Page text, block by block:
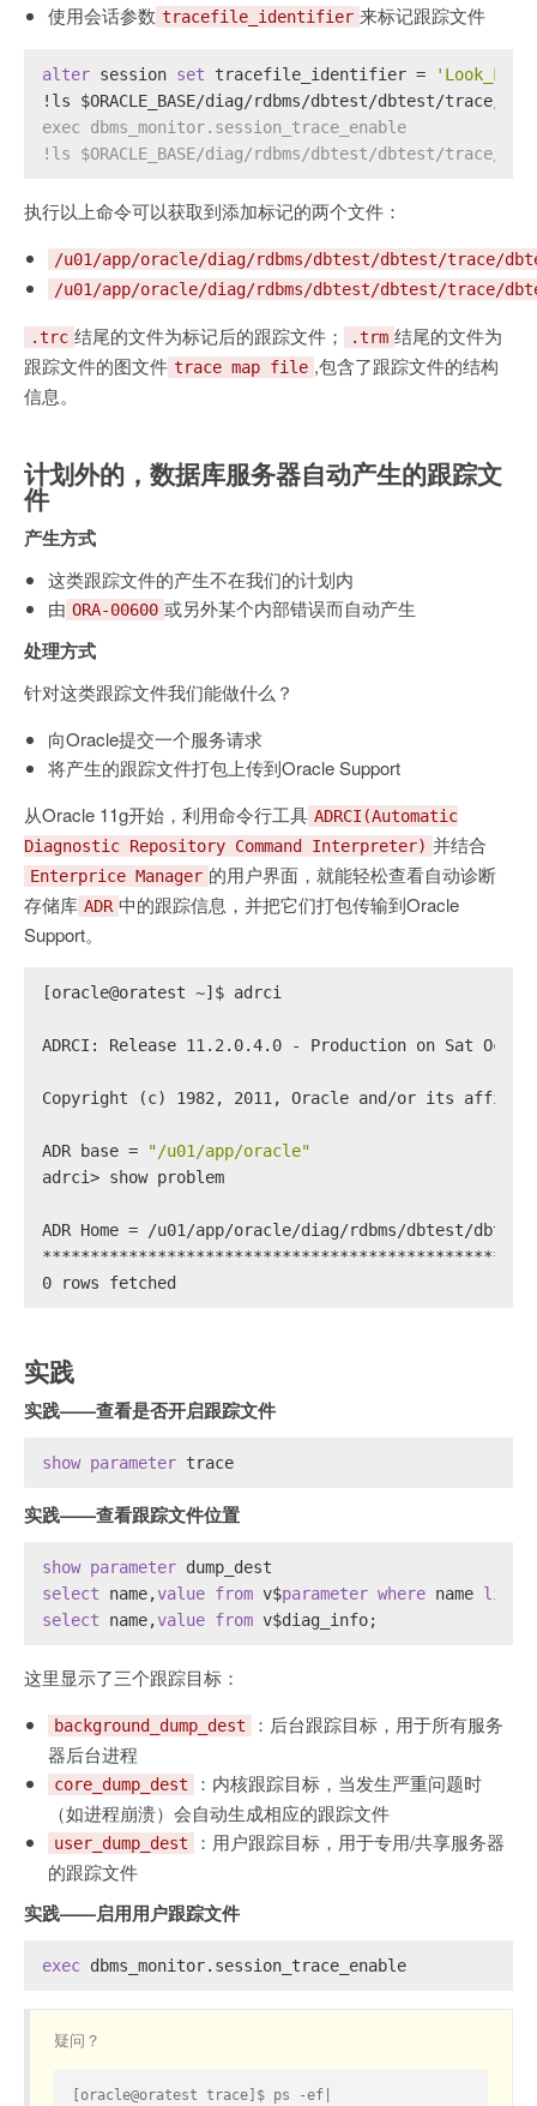
使用会话参数 tracefile_identifier 来标记跟踪文件
alter session set tracefile_identifier =
! ls $ORACLE_BASE/diag/rdbms/dbtest/dbtest/trace
exec dbms_monitor.session_trace_enable
!ls $ORACLE_BASE/diag/rdbms/dbtest/dbtest/trace/
执行以上命令可以获取到添加标记的两个文件：
/u01/app/oracle/diag/rdbms/dbtest/dbtest/trace/
/u01/app/oracle/diag/rdbms/dbtest/dbtest/trace/
.trc 结尾的文件为标记后的跟踪文件； .trm 结尾的文件为
跟踪文件的图文件 trace map file ,包含了跟踪文件的结构
信息。
计划外的，数据库服务器自动产生的跟踪文
件
产生方式
这类跟踪文件的产生不在我们的计划内
由 ORA-00600 或另外某个内部错误而自动产生
处理方式
针对这类跟踪文件我们能做什么？
向Oracle提交一个服务请求
将产生的跟踪文件打包上传到Oracle Support
从Oracle 11g开始，利用命令行工具 ADRCI(Automatic
Diagnostic Repository Command Interpreter) 并结合
Enterprice Manager 的用户界面，就能轻松查看自动诊断
存储库 ADR 中的跟踪信息，并把它们打包传输到Oracle
Support。
[oracle@oratest ~]$ adrci
ADRCI: Release 11.2.0.4.0 - Production on Sat Oct 5
Copyright (c) 1982, 2011, Oracle and/or its
ADR base =
"/u01/app/oracle"
adrci> show problem
ADR Home = /u01/app/oracle/diag/rdbms/dbtest/
0 rows fetched
实践
实践——查看是否开启跟踪文件
show parameter trace
实践——查看跟踪文件位置
show parameter dump_dest
select name,value from v$parameter where name like
select name,value from v$diag_info;
这里显示了三个跟踪目标：
background_dump_dest
：后台跟踪目标，用于所有服务
器后台进程
core_dump_dest
：内核跟踪目标，当发生严重问题时
（如进程崩溃）会自动生成相应的跟踪文件
user_dump_dest
：用户跟踪目标，用于专用/共享服务器
的跟踪文件
实践——启用用户跟踪文件
exec dbms_monitor.session_trace_enable
疑问？
[oracle@oratest trace]$ ps -ef|